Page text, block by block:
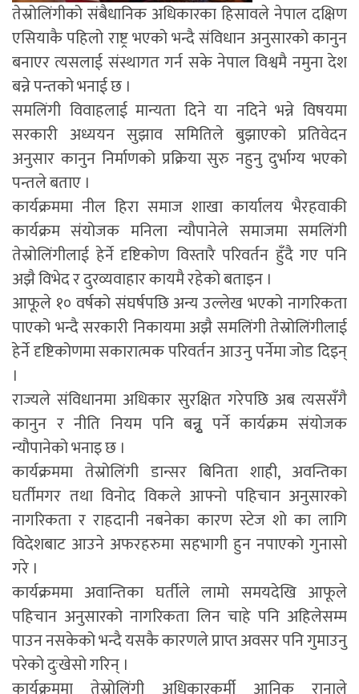
तेस्रोलिंगीको संबैधानिक अधिकारका हिसावले नेपाल दक्षिण
एसियाकै पहिलो राष्ट्र भएको भन्दै संविधान अनुसारको कानुन
बनाएर त्यसलाई संस्थागत गर्न सके नेपाल विश्वमै नमुना देश
बन्ने पन्तको भनाई छ ।
समलिंगी विवाहलाई मान्यता दिने या नदिने भन्ने विषयमा
सरकारी अध्ययन सुझाव समितिले बुझाएको प्रतिवेदन
अनुसार कानुन निर्माणको प्रक्रिया सुरु नहुनु दुर्भाग्य भएको
पन्तले बताए ।
कार्यक्रममा नील हिरा समाज शाखा कार्यालय भैरहवाकी
कार्यक्रम संयोजक मनिला न्यौपानेले समाजमा समलिंगी
तेस्रोलिंगीलाई हेर्ने दृष्टिकोण विस्तारै परिवर्तन हुँदै गए पनि
अझै विभेद र दुरव्यवाहार कायमै रहेको बताइन ।
आफूले १० वर्षको संघर्षपछि अन्य उल्लेख भएको नागरिकता
पाएको भन्दै सरकारी निकायमा अझै समलिंगी तेस्रोलिंगीलाई
हेर्ने दृष्टिकोणमा सकारात्मक परिवर्तन आउनु पर्नेमा जोड दिइन्
।
राज्यले संविधानमा अधिकार सुरक्षित गरेपछि अब त्यससँगै
कानुन र नीति नियम पनि बन्नुृ पर्ने कार्यक्रम संयोजक
न्यौपानेको भनाइ छ ।
कार्यक्रममा तेस्रोलिंगी डान्सर बिनिता शाही, अवन्तिका
घर्तीमगर तथा विनोद विकले आफ्नो पहिचान अनुसारको
नागरिकता र राहदानी नबनेका कारण स्टेज शो का लागि
विदेशबाट आउने अफरहरुमा सहभागी हुन नपाएको गुनासो
गरे ।
कार्यक्रममा अवान्तिका घर्तीले लामो समयदेखि आफूले
पहिचान अनुसारको नागरिकता लिन चाहे पनि अहिलेसम्म
पाउन नसकेको भन्दै यसकै कारणले प्राप्त अवसर पनि गुमाउनु
परेको दुःखेसो गरिन् ।